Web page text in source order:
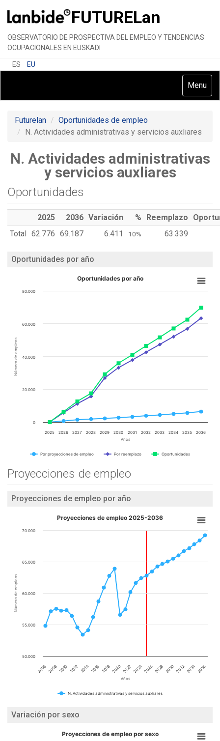
FUTURELan
OBSERVATORIO DE PROSPECTIVA DEL EMPLEO Y TENDENCIAS
OCUPACIONALES EN EUSKADI
ES EU
Toggle
Menu
Futurelan
Oportunidades de empleo
N. Actividades administrativas y servicios auxliares
N. Actividades administrativas
y servicios auxliares
Oportunidades
2025 2036 Variación % Reemplazo
Total
62.776 69.187 6.411 10% 63.339
Oportunidades por año
Años
Número de empleos
Oportunidades por año
Por proyecciones de empleo Por reemplazo Oportunidades
2025 2026 2027 2028 2029 2030 2031 2032 2033 2034 2035 2036
0
20.000
40.000
60.000
80.000
Proyecciones de empleo
Proyecciones de empleo por año
Años
Número de empleos
Proyecciones de empleo 2025-2036
N. Actividades administrativas y servicios auxliares
2006 2008 2010 2012 2014 2016 2018 2020 2022 2024 2026 2028 2030 2032 2034 2036
50.000
55.000
60.000
65.000
70.000
Variación por sexo
Proyecciones de empleo por sexo